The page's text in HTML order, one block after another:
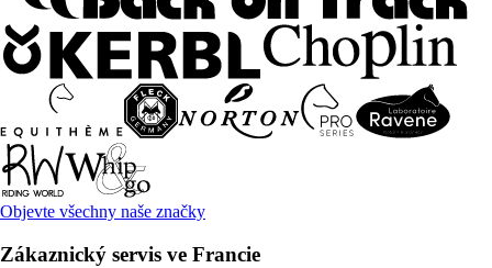
Objevte všechny naše značky
Zákaznický servis ve Francie